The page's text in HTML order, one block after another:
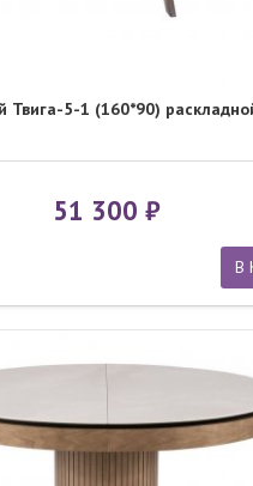
Твига-5-1 (160*90)
51 300
В